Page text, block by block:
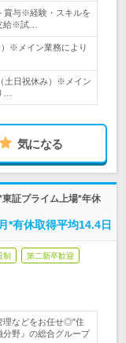
賞与※経験・スキルを
給※試…
※メイン業務により
日祝休み）※メイン
…
気になる
証プライム上場*年休
*有休取得平均14.4日
制 第二新卒歓迎
理などをお任せ◎"住
野』の総合グループ